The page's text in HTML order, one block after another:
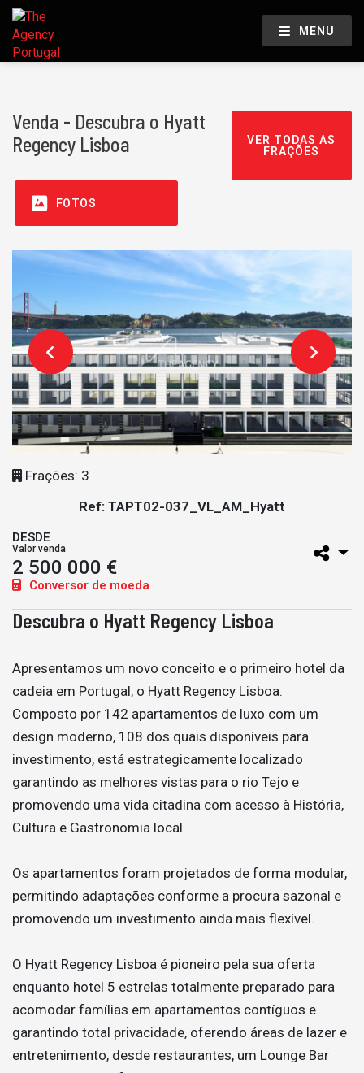
MENU
Venda - Descubra o Hyatt
Regency Lisboa
VER TODAS AS
FRAÇÕES
FOTOS
Frações: 3
Ref: TAPT02-037_VL_AM_Hyatt
DESDE
Valor venda
2 500 000 €
Conversor de moeda
Descubra o Hyatt Regency Lisboa
Apresentamos um novo conceito e o primeiro hotel da
cadeia em Portugal, o Hyatt Regency Lisboa.
Composto por 142 apartamentos de luxo com um
design moderno, 108 dos quais disponíveis para
investimento, está estrategicamente localizado
garantindo as melhores vistas para o rio Tejo e
promovendo uma vida citadina com acesso à História,
Cultura e Gastronomia local.
Os apartamentos foram projetados de forma modular,
permitindo adaptações conforme a procura sazonal e
promovendo um investimento ainda mais flexível.
O Hyatt Regency Lisboa é pioneiro pela sua oferta
enquanto hotel 5 estrelas totalmente preparado para
acomodar famílias em apartamentos contíguos e
garantindo total privacidade, oferendo áreas de lazer e
entretenimento, desde restaurantes, um Lounge Bar